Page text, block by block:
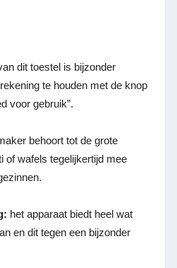
dit toestel is bijzonder
te houden met de knop
voor gebruik”.
behoort tot de grote
of wafels tegelijkertijd mee
het apparaat biedt heel wat
en dit tegen een bijzonder